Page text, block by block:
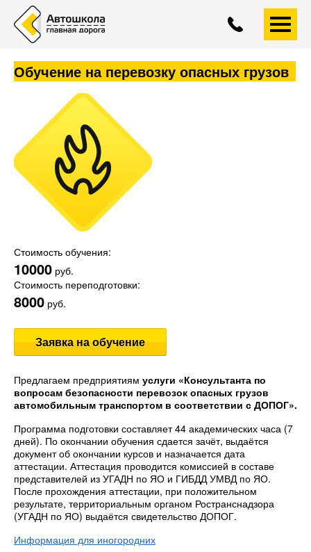
+7 (4852)
Обучение на перевозку опасных грузов
Стоимость обучения:
10000 руб.
Стоимость переподготовки:
8000 руб.
Заявка на обучение
Предлагаем предприятиям услуги «Консультанта по
вопросам безопасности перевозок опасных грузов
автомобильным транспортом в соответствии с ДОПОГ».
Программа подготовки составляет 44 академических часа (7
дней). По окончании обучения сдается зачёт, выдаётся
документ об окончании курсов и назначается дата
аттестации. Аттестация проводится комиссией в составе
представителей из УГАДН по ЯО и ГИБДД УМВД по ЯО.
После прохождения аттестации, при положительном
результате, территориальным органом Ространснадзора
(УГАДН по ЯО) выдаётся свидетельство ДОПОГ.
Информация для иногородних